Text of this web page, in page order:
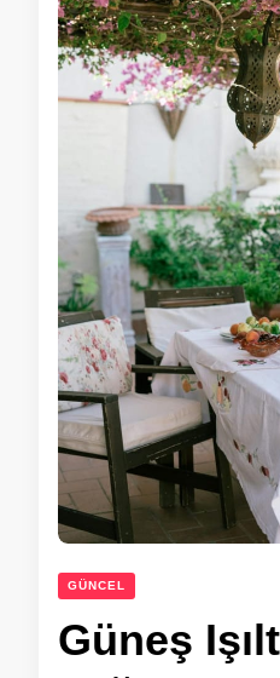
GÜNCEL
Güneş